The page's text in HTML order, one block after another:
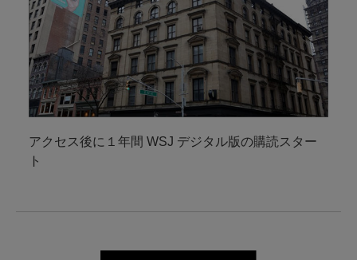
アクセス後に１年間 WSJ デジタル版の購読スター
ト